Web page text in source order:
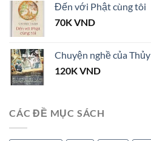
Đến với Phật cùng tôi
70KVND
Chuyện nghề của Thủy
120KVND
CÁC ĐỀ MỤC SÁCH